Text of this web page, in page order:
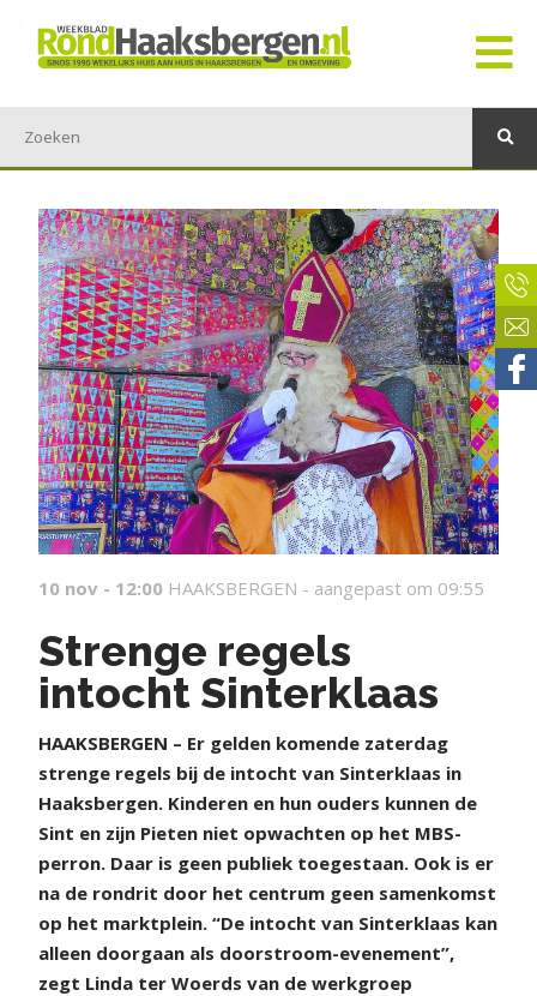
10 nov - 12:00 HAAKSBERGEN - aangepast om 09:55
Strenge regels
intocht Sinterklaas
HAAKSBERGEN – Er gelden komende zaterdag
strenge regels bij de intocht van Sinterklaas in
Haaksbergen. Kinderen en hun ouders kunnen de
Sint en zijn Pieten niet opwachten op het MBS-
perron. Daar is geen publiek toegestaan. Ook is er
na de rondrit door het centrum geen samenkomst
op het marktplein. “De intocht van Sinterklaas kan
alleen doorgaan als doorstroom-evenement”,
zegt Linda ter Woerds van de werkgroep